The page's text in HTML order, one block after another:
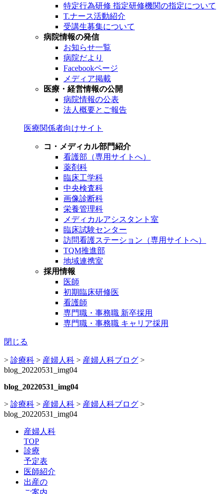
特定行為研修 指定研修機関の指定について
T.ナース活動紹介
受講生募集について
病院情報の発信
お知らせ一覧
病院だより
Facebookページ
メディア掲載
医療・経営情報の公開
病院情報の公表
法人概要とご報告
医療関係者向けサイト
コ・メディカル部門紹介
看護部（専用サイトへ）
薬剤科
臨床工学科
中央検査科
画像診断科
栄養管理科
メディカルアシスタント室
臨床試験センター
訪問看護ステーション（専用サイトへ）
TQM推進部
地域連携室
採用情報
医師
初期臨床研修医
看護師
専門職・事務職 新卒採用
専門職・事務職 キャリア採用
閉じる
> 診療科 > 産婦人科 > 産婦人科ブログ >
blog_20220531_img04
blog_20220531_img04
> 診療科 > 産婦人科 > 産婦人科ブログ >
blog_20220531_img04
産婦人科
TOP
診療
予定表
医師紹介
出産の
ご案内